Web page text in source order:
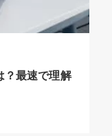
？最速で理解